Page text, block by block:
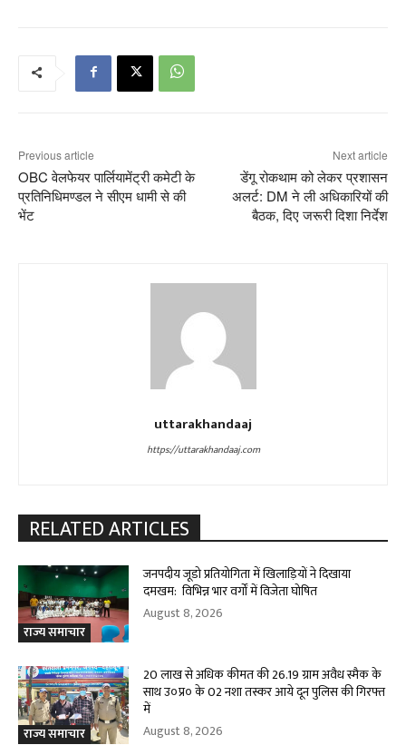
Previous article
OBC वेलफेयर पार्लियामेंट्री कमेटी के
प्रतिनिधिमण्डल ने सीएम धामी से की
भेंट
Next article
डेंगू रोकथाम को लेकर प्रशासन
अलर्ट: DM ने ली अधिकारियों की
बैठक, दिए जरूरी दिशा निर्देश
uttarakhandaaj
https://uttarakhandaaj.com
RELATED ARTICLES
राज्य समाचार
जनपदीय जूडो प्रतियोगिता में खिलाड़ियों ने दिखाया
दमखम: विभिन्न भार वर्गों में विजेता घोषित
August 8, 2026
राज्य समाचार
20 लाख से अधिक कीमत की 26.19 ग्राम अवैध स्मैक के
साथ उ०प्र० के 02 नशा तस्कर आये दून पुलिस की गिरफ्त
में
August 8, 2026